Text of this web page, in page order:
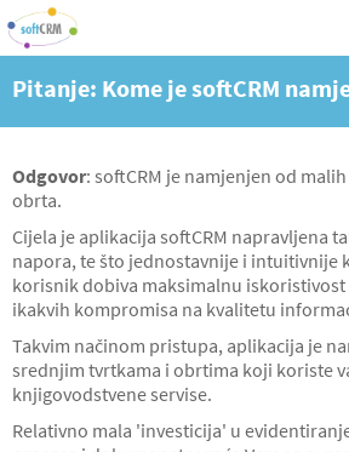
Pitanje: Kome je softCRM
Odgovor: softCRM je namjenjen od
obrta.
Cijela je aplikacija softCRM napravljena
napora, te što jednostavnije i intuitivnije
korisnik dobiva maksimalnu
ikakvih kompromisa na kvalitetu
Takvim načinom pristupa, aplikacija je
srednjim tvrtkama i obrtima koji koriste
knjigovodstvene servise.
Relativno mala 'investicija' u